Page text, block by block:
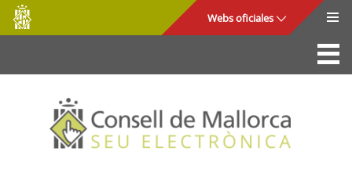
Saltar al contenido principal
Consell
de
Mallorca
Webs oficiales
La Sede
Consejo de Mallorca
Acceso y seguridad